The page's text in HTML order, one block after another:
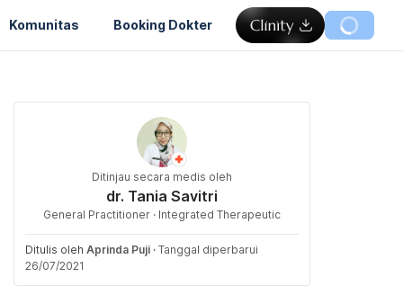
Komunitas Booking Dokter
Ditinjau secara medis oleh
dr. Tania Savitri
General Practitioner · Integrated Therapeutic
Ditulis oleh Aprinda Puji · Tanggal diperbarui
26/07/2021